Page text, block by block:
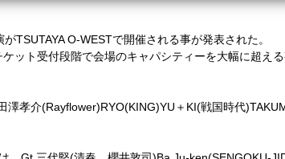
がTSUTAYA O-WESTで開催される事が発表された。
ット受付段階で会場のキャパシティーを大幅に超える
澤孝介(Rayflower)RYO(KING)YU ＋ KI(戦国時代